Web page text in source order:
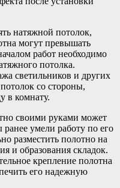
натяжной потолок,
могут превышать
работ необходимо
потолка.
светильников и других
со стороны,
в комнату.
своими руками может
умели работу по его
разместить полотно на
и образования складок.
крепление полотна
его надежную